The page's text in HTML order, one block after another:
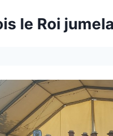
le Roi